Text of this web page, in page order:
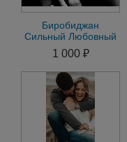
Биробиджан
Сильный Любовный
Приворот на
Мужчину на
Женщину Гадание
1 000 ₽